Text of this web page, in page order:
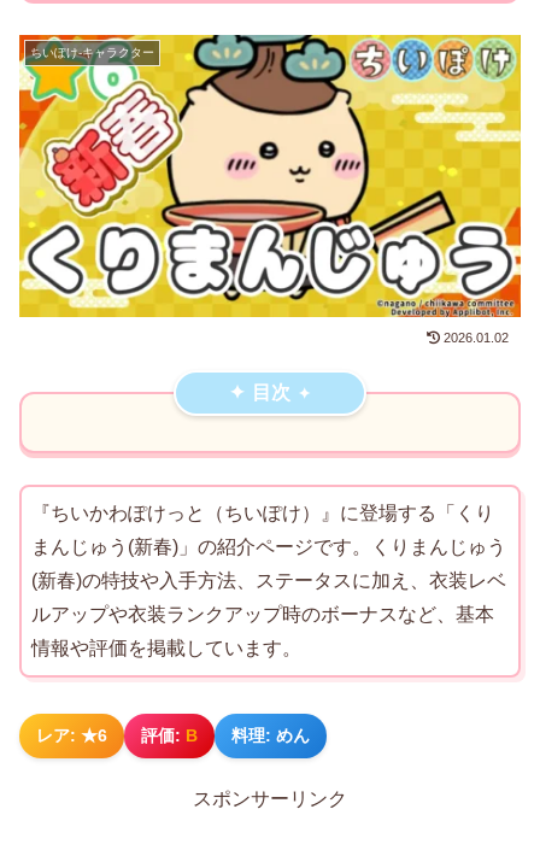
ちいぽけ-キャラクター
2026.01.02
目次
『ちいかわぽけっと（ちいぽけ）』に登場する「くり
まんじゅう(新春)」の紹介ページです。くりまんじゅう
(新春)の特技や入手方法、ステータスに加え、衣装レベ
ルアップや衣装ランクアップ時のボーナスなど、基本
情報や評価を掲載しています。
レア: ★6 評価: B 料理: めん
スポンサーリンク